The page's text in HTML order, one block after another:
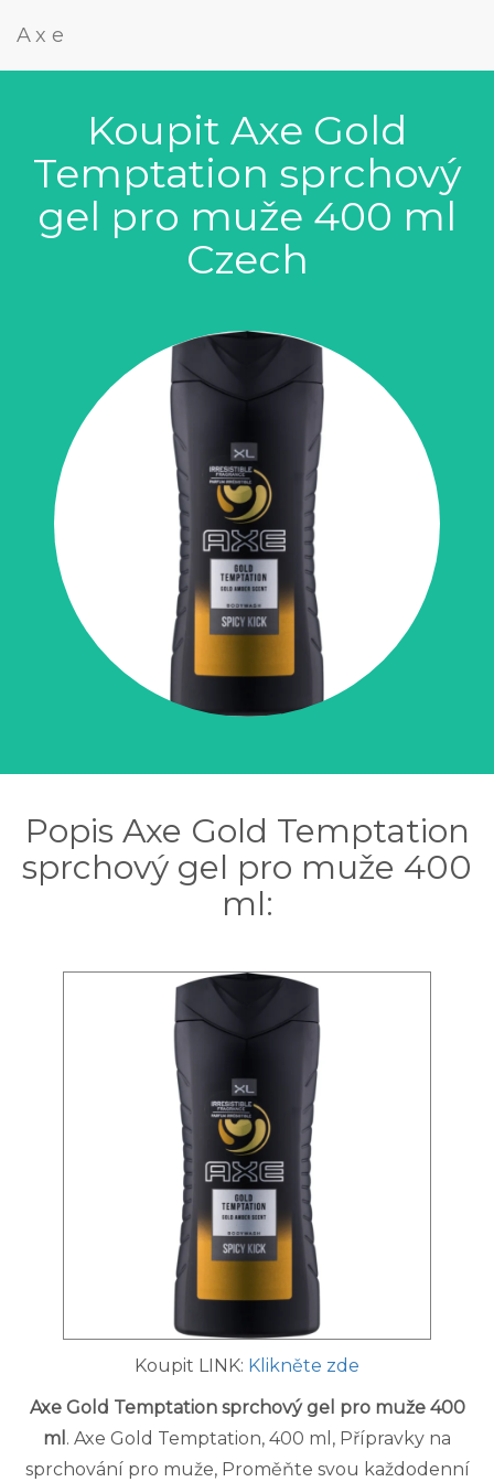
Axe
Koupit Axe Gold
Temptation sprchový
gel pro muže 400 ml
Czech
Popis Axe Gold Temptation
sprchový gel pro muže 400
ml:
Koupit LINK: Klikněte zde
Axe Gold Temptation sprchový gel pro muže 400
ml . Axe Gold Temptation, 400 ml, Přípravky na
sprchování pro muže, Proměňte svou každodenní